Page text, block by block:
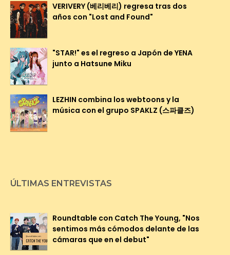
VERIVERY (베리베리) regresa tras dos
años con "Lost and Found"
"STAR!" es el regreso a Japón de YENA
junto a Hatsune Miku
LEZHIN combina los webtoons y la
música con el grupo SPAKLZ (스파클즈)
ÚLTIMAS ENTREVISTAS
Roundtable con Catch The Young, "Nos
sentimos más cómodos delante de las
cámaras que en el debut"